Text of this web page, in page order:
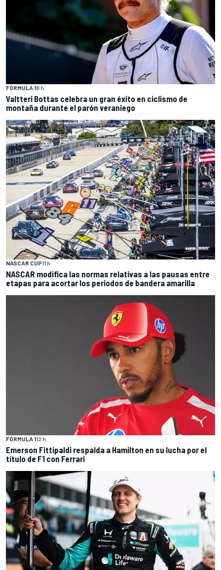
FÓRMULA 18 h
Valtteri Bottas celebra un gran éxito en ciclismo de
montaña durante el parón veraniego
NASCAR CUP11 h
NASCAR modifica las normas relativas a las pausas entre
etapas para acortar los periodos de bandera amarilla
FÓRMULA 112 h
Emerson Fittipaldi respalda a Hamilton en su lucha por el
título de F1 con Ferrari